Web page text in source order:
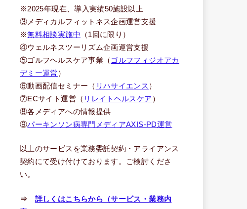
※2025年現在、導入実績50施設以上
③メディカルフィットネス企画運営支援
※無料相談実施中
（1回に限り）
④ウェルネスツーリズム企画運営支援
⑤ゴルフヘルスケア事業（ ゴルフフィジオアカ
デミー運営）
⑥動画配信セミナー（ リハサイエンス ）
⑦ECサイト運営（ リレイトヘルスケア ）
⑧各メディアへの情報提供
⑨パーキンソン病専門メディアAXIS-PD運営
以上のサービスを業務委託契約・アライアンス
契約にて受け付けております。ご検討くださ
い。
⇒ 詳しくはこちらから（サービス・業務内